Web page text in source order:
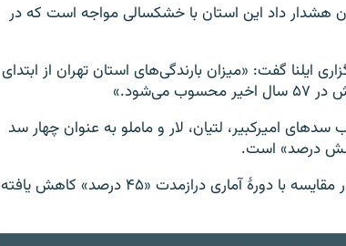
هشدار داد این استان با خشکسالی مواجه است که در
۱۷ اسفند به خبرگزاری ایلنا گفت: «میزان بارندگی‌های استان تهران از ابتدای
می‌شود.»
سدهای امیرکبیر، لتیان، لار و ماملو به عنوان چهار سد
«شش درصد» است.
او همچنین اعلام کرد بارش در این استان در مقایسه با دورهٔ آماری درازمدت «۴۵ درصد» کاهش یافته